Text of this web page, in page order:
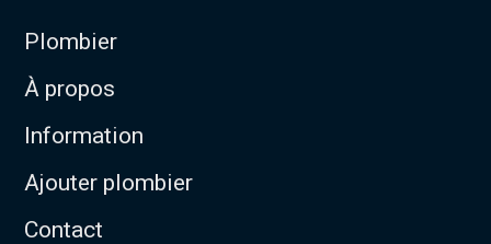
Plombier
À propos
Information
Ajouter plombier
Contact